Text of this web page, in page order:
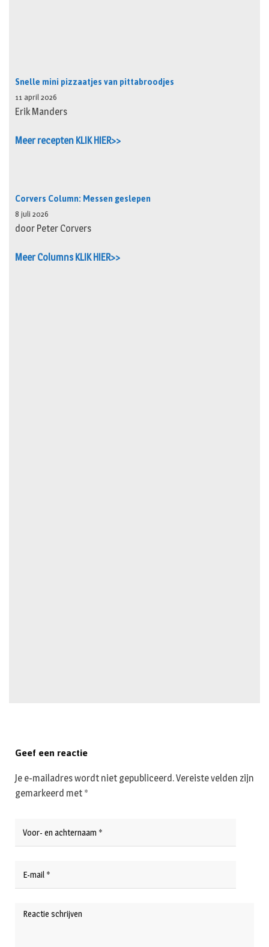
Snelle mini pizzaatjes van pittabroodjes
11 april 2026
Erik Manders
Meer recepten KLIK HIER>>
Corvers Column: Messen geslepen
8 juli 2026
door Peter Corvers
Meer Columns KLIK HIER>>
Geef een reactie
Je e-mailadres wordt niet gepubliceerd.Vereiste velden zijn
gemarkeerd met *